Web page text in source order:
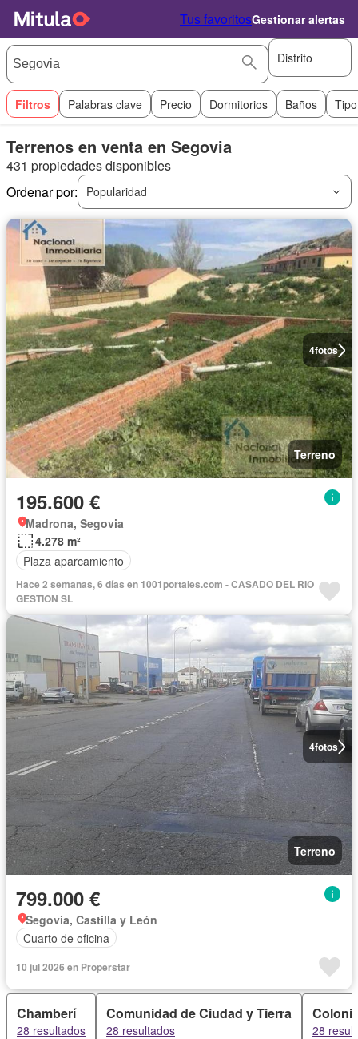
Tus favoritosGestionar alertas
Distrito
Filtros Palabras clave Precio Dormitorios Baños
Terrenos en venta en Segovia
431 propiedades disponibles
Ordenar por:
Popularidad
4fotos
Terreno
195.600 €
Madrona, Segovia
4.278 m²
Plaza aparcamiento
Hace 2 semanas, 6 días en 1001portales.com - CASADO DEL RIO
GESTION SL
4fotos
Terreno
799.000 €
Segovia, Castilla y León
Cuarto de oficina
10 jul 2026 en Properstar
Chamberí
28 resultados
Comunidad de Ciudad y Tierra
28 resultados 28